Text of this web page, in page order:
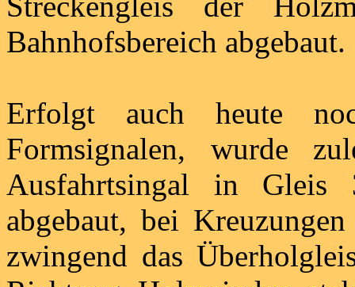
Bahnhofsbereich abgebaut.
Erfolgt auch heute
Formsignalen, wurde
Ausfahrtsingal in Gleis
abgebaut, bei
zwingend das